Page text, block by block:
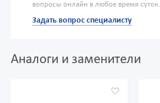
вопросы онлайн в любое время суток.
Задать вопрос специалисту
Аналоги и заменители